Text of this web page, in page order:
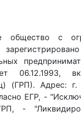
общество с
06.12.1993,
(ГРП). Адрес:
ЕГР, -
-